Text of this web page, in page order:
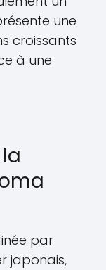
une
croissants
à une
par
japonais,